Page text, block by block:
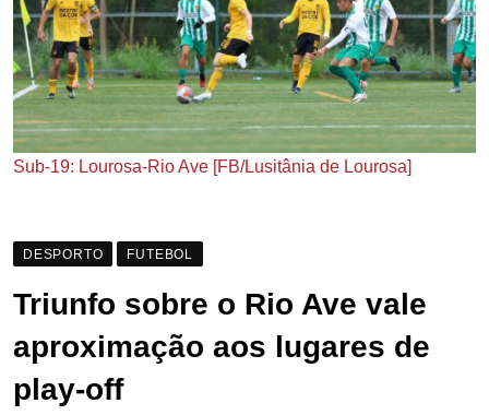
Sub-19: Lourosa-Rio Ave [FB/Lusitânia de Lourosa]
DESPORTO FUTEBOL
Triunfo sobre o Rio Ave vale
aproximação aos lugares de
play-off